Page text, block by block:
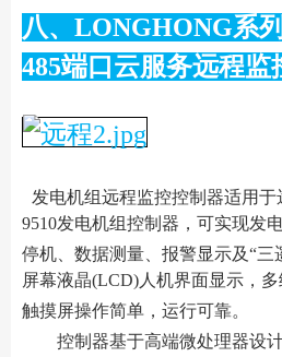
八、LONGHONG系
485端口云服务远程监
发电机组远程监控控制器适用
9510发电机组控制器，可实现发
停机、数据测量、报警显示及“三
屏幕液晶(LCD)人机界面显示，多
触摸屏操作简单，运行可靠。
控制器基于高端微处理器设计